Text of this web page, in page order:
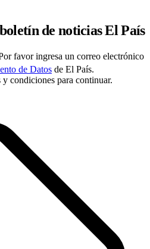
de noticias El País
favor ingresa un correo electrónico
de Datos de El País.
condiciones para continuar.